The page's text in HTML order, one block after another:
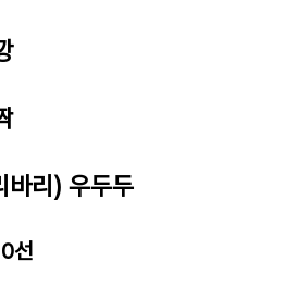
리) 우두두
선